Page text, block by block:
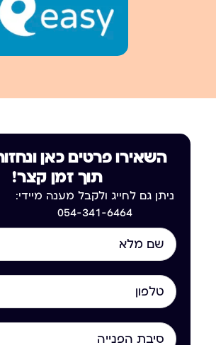
השאירו פרטים כאן
תוך זמן קצר!
ניתן גם לחייג ולקבל מענה מיידי:
054-341-6464